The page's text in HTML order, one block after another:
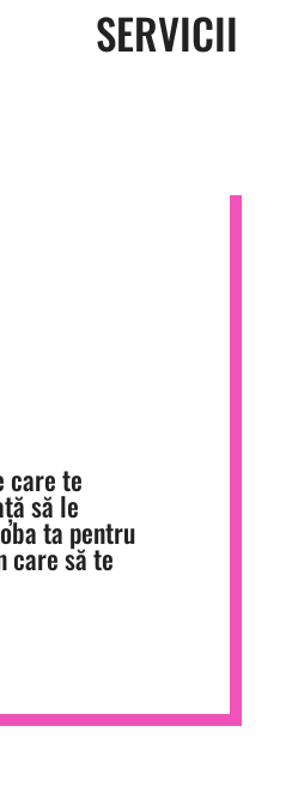
SERVICII
care te
să le
ta pentru
care să te